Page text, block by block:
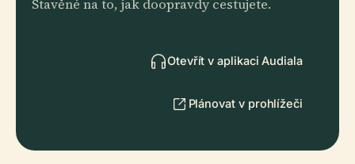
Stavěné na to, jak doopravdy cestujete.
Otevřít v aplikaci Audiala
Plánovat v prohlížeči